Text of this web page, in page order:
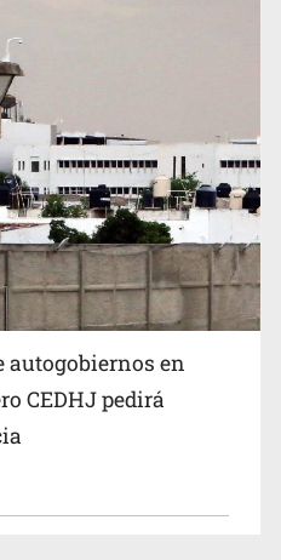
de Estado del Vaticano
ataque de pitbull en
autogobiernos en
CEDHJ pedirá